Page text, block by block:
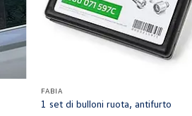
FABIA
1 set di bulloni ruota, antifurto